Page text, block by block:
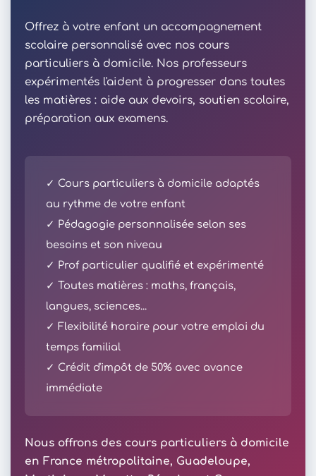
Offrez à votre enfant un accompagnement
scolaire personnalisé avec nos cours
particuliers à domicile. Nos professeurs
expérimentés l'aident à progresser dans toutes
les matières : aide aux devoirs, soutien scolaire,
préparation aux examens.
✓ Cours particuliers à domicile adaptés
au rythme de votre enfant
✓ Pédagogie personnalisée selon ses
besoins et son niveau
✓ Prof particulier qualifié et expérimenté
✓ Toutes matières : maths, français,
langues, sciences...
✓ Flexibilité horaire pour votre emploi du
temps familial
✓ Crédit d'impôt de 50% avec avance
immédiate
Nous offrons des cours particuliers à domicile
en France métropolitaine, Guadeloupe,